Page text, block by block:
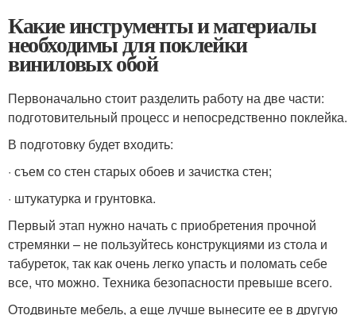
Какие инструменты и материалы
необходимы для поклейки
виниловых обой
Первоначально стоит разделить работу на две части:
подготовительный процесс и непосредственно поклейка.
В подготовку будет входить:
· съем со стен старых обоев и зачистка стен;
· штукатурка и грунтовка.
Первый этап нужно начать с приобретения прочной
стремянки – не пользуйтесь конструкциями из стола и
табуреток, так как очень легко упасть и поломать себе
все, что можно. Техника безопасности превыше всего.
Отодвиньте мебель, а еще лучше вынесите ее в другую